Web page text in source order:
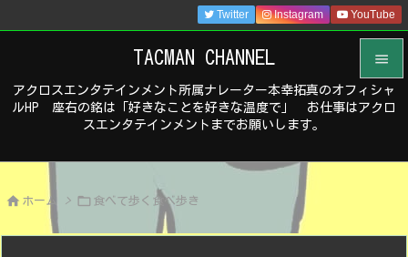
TACMAN CHANNEL
アクロスエンタテインメント所属ナレーター本幸拓真のオフィシャ
ルHP 座右の銘は「好きなことを好きな温度で」 お仕事はアクロ
スエンタテインメントまでお願いします。


メニュ
サイド

Twitter Instagram YouTube
 ホーム >  食べて歩く食べ歩き